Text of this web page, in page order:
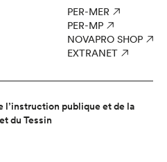
PER-MER
PER-MP
NOVAPRO SHOP
EXTRANET
publique et de la
du Tessin